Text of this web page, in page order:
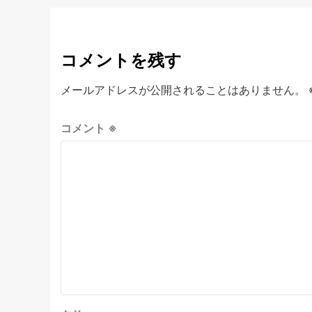
コメントを残す
メールアドレスが公開されることはありません。
コメント ※